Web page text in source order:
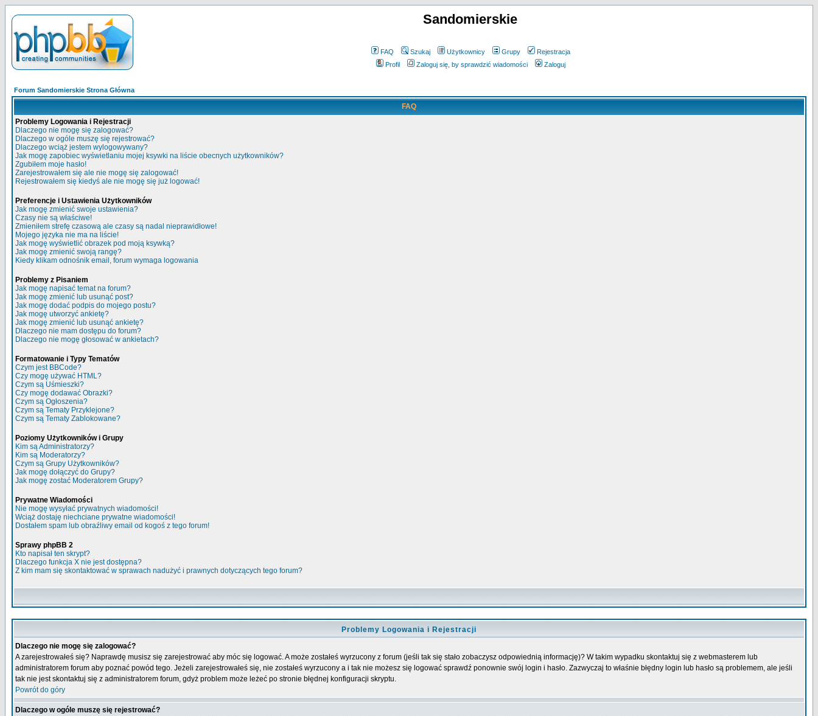
Sandomierskie
FAQ Szukaj Użytkownicy Grupy
Rejestracja
Profil
Zaloguj się, by sprawdzić wiadomości Zaloguj
Forum Sandomierskie Strona Główna
FAQ
Problemy Logowania i Rejestracji
Dlaczego nie mogę się zalogować?
Dlaczego w ogóle muszę się rejestrować?
Dlaczego wciąż jestem wylogowywany?
Jak mogę zapobiec wyświetlaniu mojej ksywki na liście obecnych użytkowników?
Zgubiłem moje hasło!
Zarejestrowałem się ale nie mogę się zalogować!
Rejestrowałem się kiedyś ale nie mogę się już logować!
Preferencje i Ustawienia Użytkowników
Jak mogę zmienić swoje ustawienia?
Czasy nie są właściwe!
Zmieniłem strefę czasową ale czasy są nadal nieprawidłowe!
Mojego języka nie ma na liście!
Jak mogę wyświetlić obrazek pod moją ksywką?
Jak mogę zmienić swoją rangę?
Kiedy klikam odnośnik email, forum wymaga logowania
Problemy z Pisaniem
Jak mogę napisać temat na forum?
Jak mogę zmienić lub usunąć post?
Jak mogę dodać podpis do mojego postu?
Jak mogę utworzyć ankietę?
Jak mogę zmienić lub usunąć ankietę?
Dlaczego nie mam dostępu do forum?
Dlaczego nie mogę głosować w ankietach?
Formatowanie i Typy Tematów
Czym jest BBCode?
Czy mogę używać HTML?
Czym są Uśmieszki?
Czy mogę dodawać Obrazki?
Czym są Ogłoszenia?
Czym są Tematy Przyklejone?
Czym są Tematy Zablokowane?
Poziomy Użytkowników i Grupy
Kim są Administratorzy?
Kim są Moderatorzy?
Czym są Grupy Użytkowników?
Jak mogę dołączyć do Grupy?
Jak mogę zostać Moderatorem Grupy?
Prywatne Wiadomości
Nie mogę wysyłać prywatnych wiadomości!
Wciąż dostaję niechciane prywatne wiadomości!
Dostałem spam lub obraźliwy email od kogoś z tego forum!
Sprawy phpBB 2
Kto napisał ten skrypt?
Dlaczego funkcja X nie jest dostępna?
Z kim mam się skontaktować w sprawach nadużyć i prawnych dotyczących tego forum?
Problemy Logowania i Rejestracji
Dlaczego nie mogę się zalogować?
A zarejestrowałeś się? Naprawdę musisz się zarejestrować aby móc się logować. A może zostałeś wyrzucony z forum (jeśli tak się stało zobaczysz odpowiednią informację)? W takim wypadku skontaktuj się z webmasterem lub
administratorem forum aby poznać powód tego. Jeżeli zarejestrowałeś się, nie zostałeś wyrzucony a i tak nie możesz się logować sprawdź ponownie swój login i hasło. Zazwyczaj to właśnie błędny login lub hasło są problemem, ale jeśli
tak nie jest skontaktuj się z administratorem forum, gdyż problem może leżeć po stronie błędnej konfiguracji skryptu.
Powrót do góry
Dlaczego w ogóle muszę się rejestrować?